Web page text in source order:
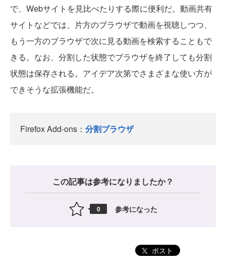
で、Webサイトを見比べたりする際に便利だ。動画共有
サイトなどでは、片方のブラウザで動画を視聴しつつ、
もう一方のブラウザで次に見る動画を検索することもで
きる。なお、分割した状態でブラウザを終了しても分割
状態は保存される。アイデア次第でさまざまな使い方が
できそうな拡張機能だ。
Firefox Add-ons： 分割ブラウザ
この記事は参考になりましたか？
0 参考になった
ポスト